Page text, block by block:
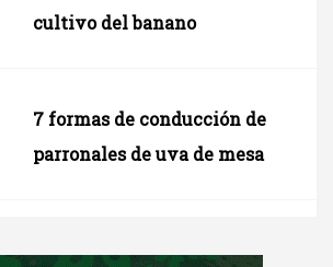
cultivo del banano
7 formas de conducción de
parronales de uva de mesa